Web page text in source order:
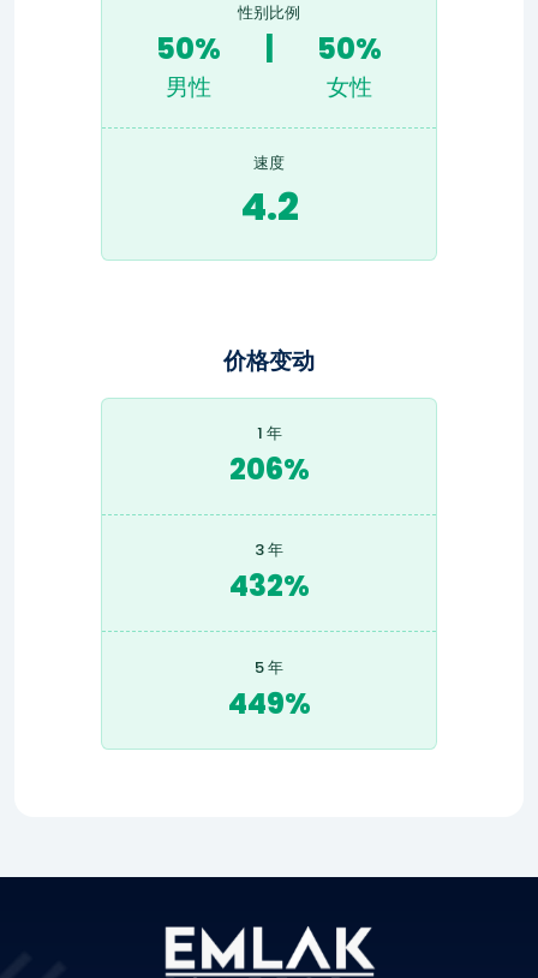
性别比例
50%
男性
50%
女性
速度
4.2
价格变动
1 年
206%
3 年
432%
5 年
449%